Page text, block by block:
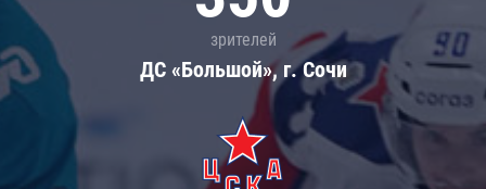
зрителей
ДС «Большой», г. Сочи